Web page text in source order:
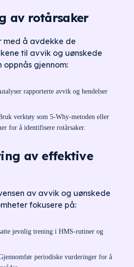
av rotårsaker
med å avdekke de
til avvik og uønskede
oppnås gjennom:
rapporterte avvik og hendelser
verktøy som 5-Why-metoden eller
for å identifisere rotårsaker.
av effektive
av avvik og uønskede
fokusere på:
jevnlig trening i HMS-rutiner og
periodiske vurderinger for å